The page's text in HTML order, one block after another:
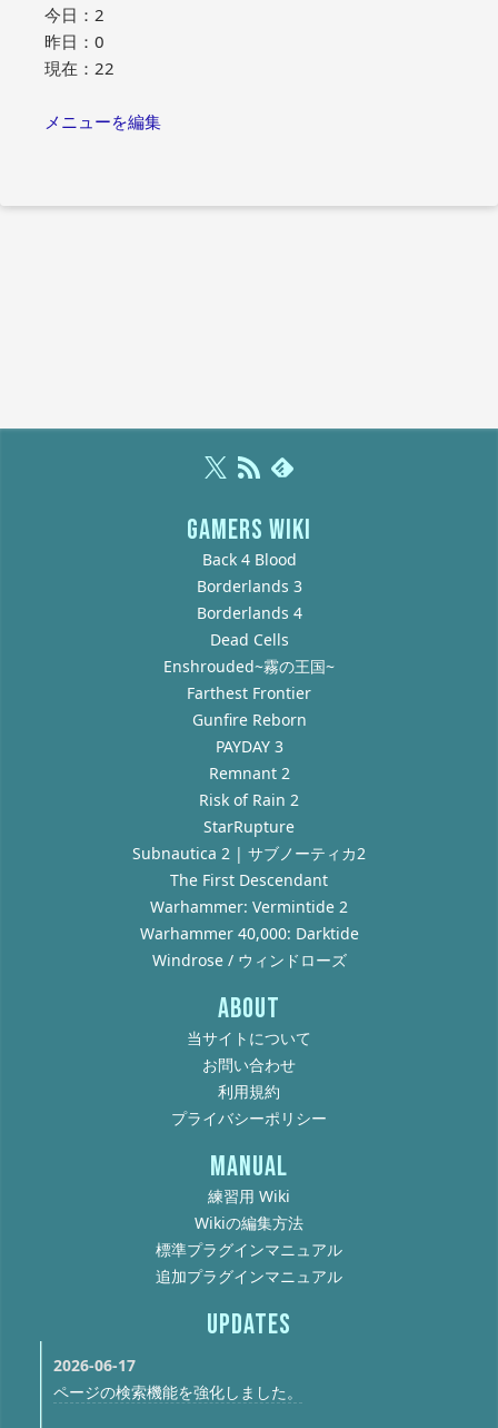
今日：2
昨日：0
現在：22
メニューを編集
GAMERS WIKI
Back 4 Blood
Borderlands 3
Borderlands 4
Dead Cells
Enshrouded~霧の王国~
Farthest Frontier
Gunfire Reborn
PAYDAY 3
Remnant 2
Risk of Rain 2
StarRupture
Subnautica 2 | サブノーティカ2
The First Descendant
Warhammer: Vermintide 2
Warhammer 40,000: Darktide
Windrose / ウィンドローズ
ABOUT
当サイトについて
お問い合わせ
利用規約
プライバシーポリシー
MANUAL
練習用 Wiki
Wikiの編集方法
標準プラグインマニュアル
追加プラグインマニュアル
UPDATES
2026-06-17
ページの検索機能を強化しました。